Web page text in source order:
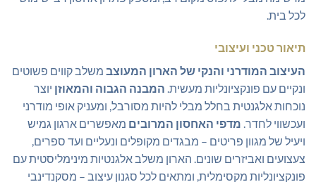
לכל בית.
תיאור טכני ועיצובי
העיצוב המודרני והנקי של הארון המעוצב משלב קווים פשוטים
ונקיים עם פונקציונליות מעשית. המבנה הגבוה והמאוזן יוצר
נוכחות אלגנטית בחלל מבלי להיות מסורבל, ומעניק אופי מודרני
ועכשווי לחדר. מדפי האחסון המרובים מאפשרים ארגון גמיש
ויעיל של מגוון פריטים – מבגדים מקופלים ונעליים ועד ספרים,
צעצועים ואביזרים שונים. הארון משלב אלגנטיות מינימליסטית עם
פונקציונליות מקסימלית, ומתאים לכל סגנון עיצוב – מסקנדינבי